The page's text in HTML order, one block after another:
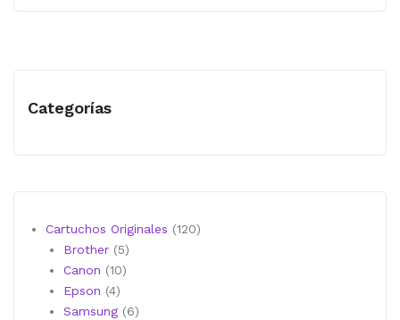
Categorías
Cartuchos Originales 120120
Brother 55
productos
Canon 1010
Epson 44
productos
Samsung 66